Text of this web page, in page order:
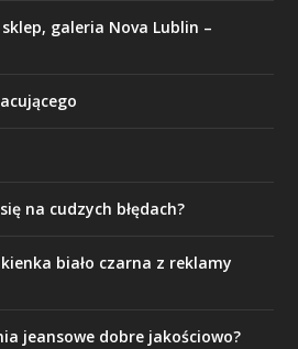
galeria Nova Lublin –
na cudzych błędach?
biało czarna z reklamy
jeansowe dobre jakościowo?